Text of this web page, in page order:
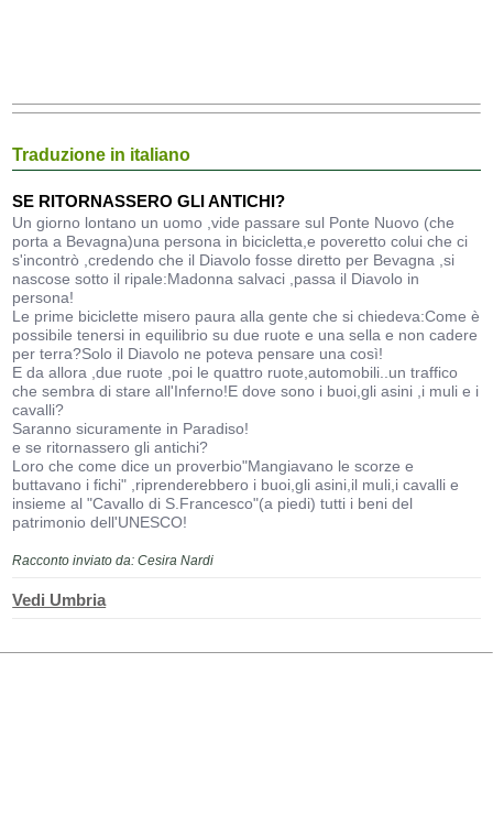
Traduzione in italiano
SE RITORNASSERO GLI ANTICHI?
Un giorno lontano un uomo ,vide passare sul Ponte Nuovo (che
porta a Bevagna)una persona in bicicletta,e poveretto colui che ci
s'incontrò ,credendo che il Diavolo fosse diretto per Bevagna ,si
nascose sotto il ripale:Madonna salvaci ,passa il Diavolo in
persona!
Le prime biciclette misero paura alla gente che si chiedeva:Come è
possibile tenersi in equilibrio su due ruote e una sella e non cadere
per terra?Solo il Diavolo ne poteva pensare una così!
E da allora ,due ruote ,poi le quattro ruote,automobili..un traffico
che sembra di stare all'Inferno!E dove sono i buoi,gli asini ,i muli e i
cavalli?
Saranno sicuramente in Paradiso!
e se ritornassero gli antichi?
Loro che come dice un proverbio"Mangiavano le scorze e
buttavano i fichi" ,riprenderebbero i buoi,gli asini,il muli,i cavalli e
insieme al "Cavallo di S.Francesco"(a piedi) tutti i beni del
patrimonio dell'UNESCO!
Racconto inviato da: Cesira Nardi
Vedi Umbria